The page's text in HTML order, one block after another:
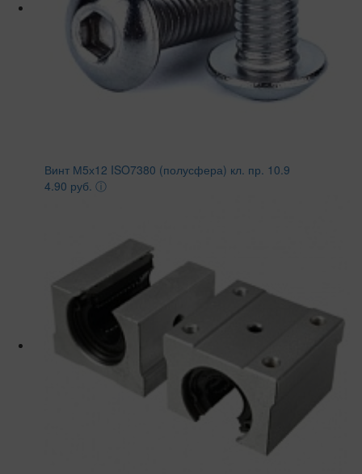
Винт М5х12 ISO7380 (полусфера) кл. пр. 10.9
4.90 руб. ⓘ